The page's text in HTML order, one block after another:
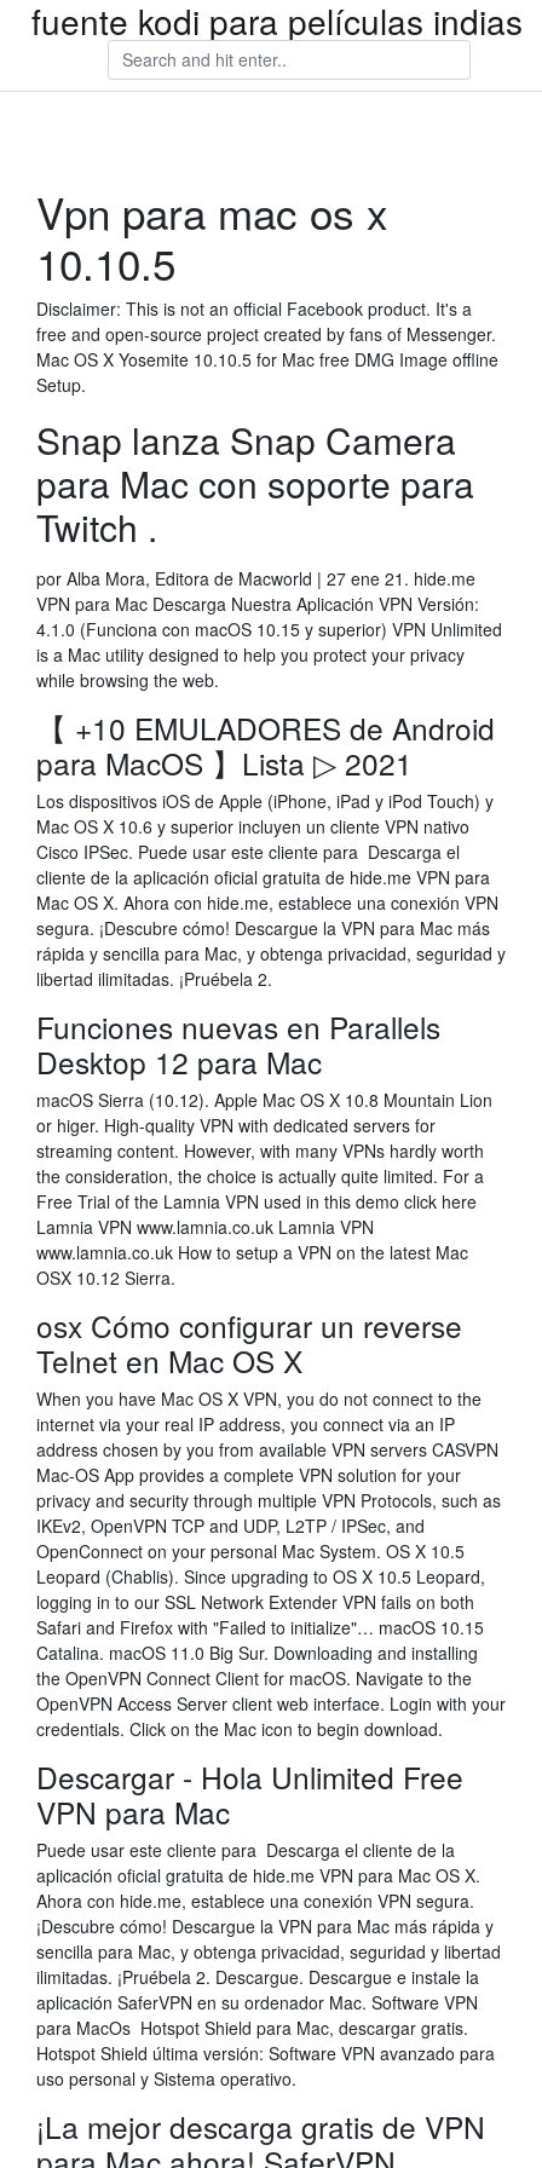
fuente kodi para películas indias
Vpn para mac os x
10.10.5
Disclaimer: This is not an official Facebook product. It's a
free and open-source project created by fans of Messenger.
Mac OS X Yosemite 10.10.5 for Mac free DMG Image offline
Setup.
Snap lanza Snap Camera
para Mac con soporte para
Twitch .
por Alba Mora, Editora de Macworld | 27 ene 21. hide.me
VPN para Mac Descarga Nuestra Aplicación VPN Versión:
4.1.0 (Funciona con macOS 10.15 y superior) VPN Unlimited
is a Mac utility designed to help you protect your privacy
while browsing the web.
【 +10 EMULADORES de Android
para MacOS 】Lista ▷ 2021
Los dispositivos iOS de Apple (iPhone, iPad y iPod Touch) y
Mac OS X 10.6 y superior incluyen un cliente VPN nativo
Cisco IPSec. Puede usar este cliente para Descarga el
cliente de la aplicación oficial gratuita de hide.me VPN para
Mac OS X. Ahora con hide.me, establece una conexión VPN
segura. ¡Descubre cómo! Descargue la VPN para Mac más
rápida y sencilla para Mac, y obtenga privacidad, seguridad y
libertad ilimitadas. ¡Pruébela 2.
Funciones nuevas en Parallels
Desktop 12 para Mac
macOS Sierra (10.12). Apple Mac OS X 10.8 Mountain Lion
or higer. High-quality VPN with dedicated servers for
streaming content. However, with many VPNs hardly worth
the consideration, the choice is actually quite limited. For a
Free Trial of the Lamnia VPN used in this demo click here
Lamnia VPN www.lamnia.co.uk Lamnia VPN
www.lamnia.co.uk How to setup a VPN on the latest Mac
OSX 10.12 Sierra.
osx Cómo configurar un reverse
Telnet en Mac OS X
When you have Mac OS X VPN, you do not connect to the
internet via your real IP address, you connect via an IP
address chosen by you from available VPN servers CASVPN
Mac-OS App provides a complete VPN solution for your
privacy and security through multiple VPN Protocols, such as
IKEv2, OpenVPN TCP and UDP, L2TP / IPSec, and
OpenConnect on your personal Mac System. OS X 10.5
Leopard (Chablis). Since upgrading to OS X 10.5 Leopard,
logging in to our SSL Network Extender VPN fails on both
Safari and Firefox with "Failed to initialize"… macOS 10.15
Catalina. macOS 11.0 Big Sur. Downloading and installing
the OpenVPN Connect Client for macOS. Navigate to the
OpenVPN Access Server client web interface. Login with your
credentials. Click on the Mac icon to begin download.
Descargar - Hola Unlimited Free
VPN para Mac
Puede usar este cliente para Descarga el cliente de la
aplicación oficial gratuita de hide.me VPN para Mac OS X.
Ahora con hide.me, establece una conexión VPN segura.
¡Descubre cómo! Descargue la VPN para Mac más rápida y
sencilla para Mac, y obtenga privacidad, seguridad y libertad
ilimitadas. ¡Pruébela 2. Descargue. Descargue e instale la
aplicación SaferVPN en su ordenador Mac. Software VPN
para MacOs Hotspot Shield para Mac, descargar gratis.
Hotspot Shield última versión: Software VPN avanzado para
uso personal y Sistema operativo.
¡La mejor descarga gratis de VPN